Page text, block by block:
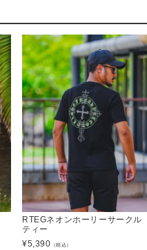
RTEGネオンホーリーサークル
ティー
¥5,390 （税込）